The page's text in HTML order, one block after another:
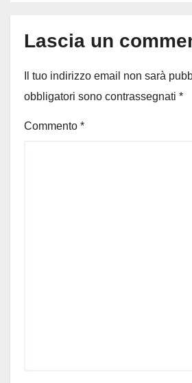
Lascia un
Il tuo indirizzo email non sarà
obbligatori sono contrassegnati *
Commento *